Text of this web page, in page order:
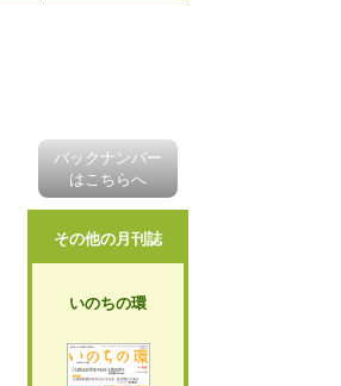
バックナンバー
はこちらへ
その他の月刊誌
いのちの環